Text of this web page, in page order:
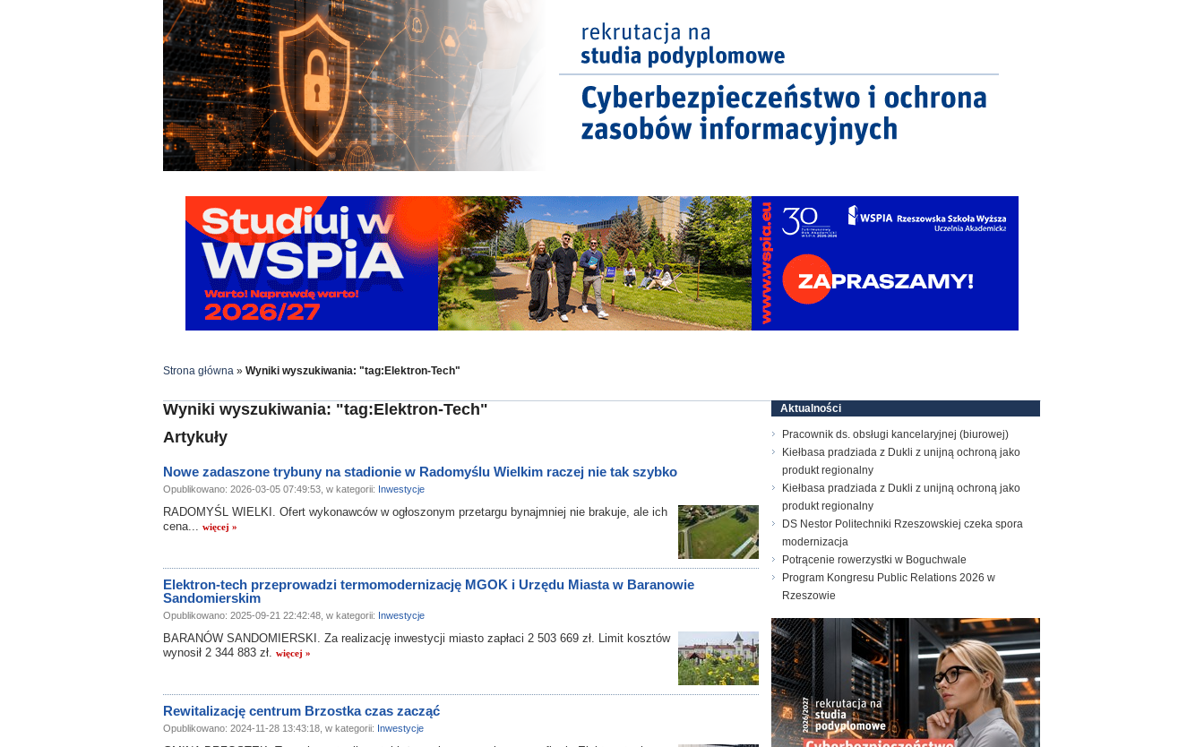
Strona główna » Wyniki wyszukiwania: "tag:Elektron-Tech"
Wyniki wyszukiwania: "tag:Elektron-Tech"
Artykuły
Nowe zadaszone trybuny na stadionie w Radomyślu Wielkim raczej nie tak szybko
Opublikowano: 2026-03-05 07:49:53, w kategorii: Inwestycje
RADOMYŚL WIELKI. Ofert wykonawców w ogłoszonym przetargu bynajmniej nie brakuje, ale ich
cena... więcej »
Elektron-tech przeprowadzi termomodernizację MGOK i Urzędu Miasta w Baranowie
Sandomierskim
Opublikowano: 2025-09-21 22:42:48, w kategorii: Inwestycje
BARANÓW SANDOMIERSKI. Za realizację inwestycji miasto zapłaci 2 503 669 zł. Limit kosztów
wynosił 2 344 883 zł. więcej »
Rewitalizację centrum Brzostka czas zacząć
Opublikowano: 2024-11-28 13:43:18, w kategorii: Inwestycje
Aktualności
Pracownik ds. obsługi kancelaryjnej (biurowej)
Kiełbasa pradziada z Dukli z unijną ochroną jako
produkt regionalny
Kiełbasa pradziada z Dukli z unijną ochroną jako
produkt regionalny
DS Nestor Politechniki Rzeszowskiej czeka spora
modernizacja
Potrącenie rowerzystki w Boguchwale
Program Kongresu Public Relations 2026 w
Rzeszowie